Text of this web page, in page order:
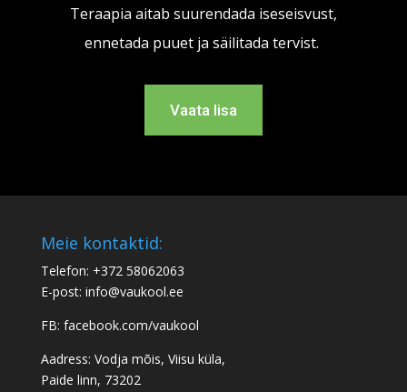
Teraapia aitab suurendada iseseisvust,
ennetada puuet ja säilitada tervist.
Vaata lisa
Meie kontaktid:
Telefon: +372 58062063
E-post: info@vaukool.ee
FB: facebook.com/vaukool
Aadress: Vodja mõis, Viisu küla,
Paide linn, 73202